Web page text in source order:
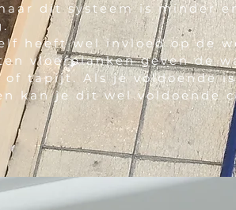
dit systeem is minder
heeft wel invloed op de
vloerplanken geven de
tapijt. Als je voldoende
kan je dit wel voldoende